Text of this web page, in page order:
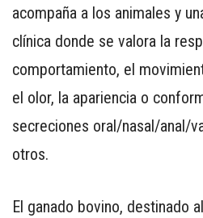
APP
PARA
acompaña a los animales y
clínica donde se valora la
comportamiento, el
el olor, la apariencia o
secreciones oral/nasal/anal/
otros.
El ganado bovino, destinado